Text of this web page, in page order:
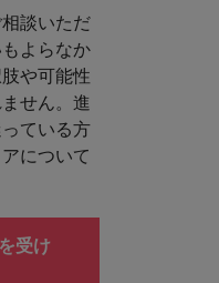
談いただ
よらなか
や可能性
せん。進
ている方
について
受け